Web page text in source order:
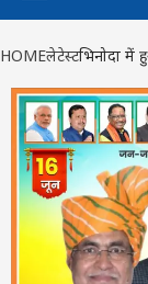
HOMEलेटेस्टभिनोदा में